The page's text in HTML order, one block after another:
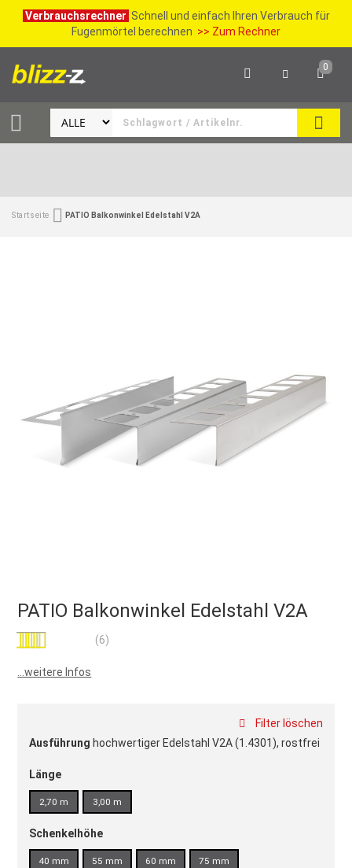
Verbrauchsrechner Schnell und einfach Ihren Verbrauch für
Fugenmörtel berechnen >> Zum Rechner
SUCHE
0
Startseite PATIO Balkonwinkel Edelstahl V2A
PATIO Balkonwinkel Edelstahl V2A
Bewertung: (6)
...weitere Infos
Filter löschen
Länge
2,70 m 3,00 m
Schenkelhöhe
40 mm 55 mm 60 mm 75 mm
Ausführung hochwertiger Edelstahl V2A (1.4301), rostfrei